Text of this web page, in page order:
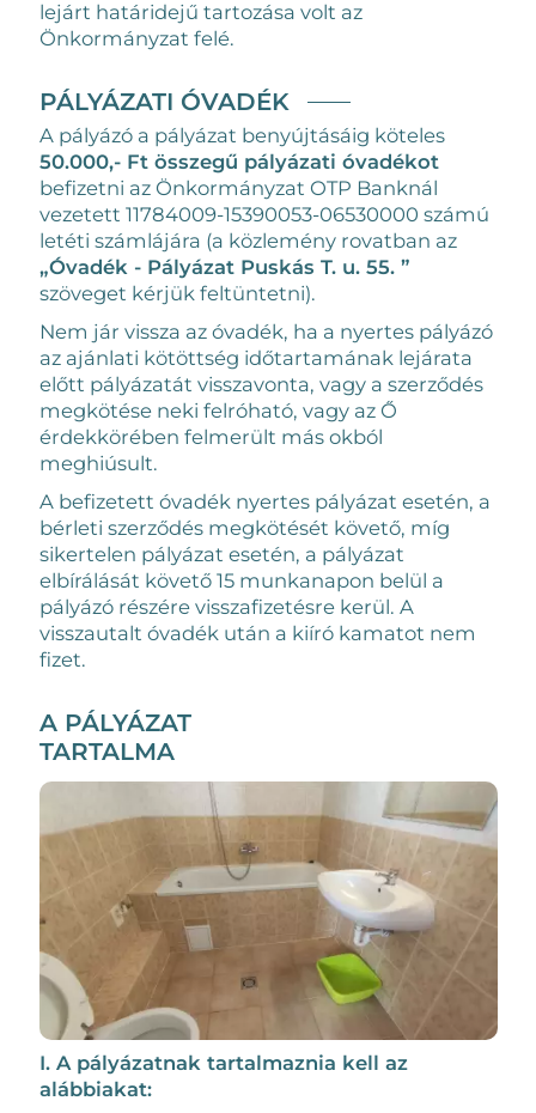
lejárt határidejű tartozása volt az
Önkormányzat felé.
PÁLYÁZATI ÓVADÉK
A pályázó a pályázat benyújtásáig köteles
50.000,- Ft összegű pályázati óvadékot
befizetni az Önkormányzat OTP Banknál
vezetett 11784009-15390053-06530000 számú
letéti számlájára (a közlemény rovatban az
„Óvadék - Pályázat Puskás T. u. 55. ”
szöveget kérjük feltüntetni).
Nem jár vissza az óvadék, ha a nyertes pályázó
az ajánlati kötöttség időtartamának lejárata
előtt pályázatát visszavonta, vagy a szerződés
megkötése neki felróható, vagy az Ő
érdekkörében felmerült más okból
meghiúsult.
A befizetett óvadék nyertes pályázat esetén, a
bérleti szerződés megkötését követő, míg
sikertelen pályázat esetén, a pályázat
elbírálását követő 15 munkanapon belül a
pályázó részére visszafizetésre kerül. A
visszautalt óvadék után a kiíró kamatot nem
fizet.
A PÁLYÁZAT
TARTALMA
I. A pályázatnak tartalmaznia kell az
alábbiakat: